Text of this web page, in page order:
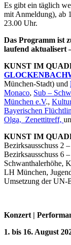
Es gibt ein täglich
mit Anmeldung), ab
23.00 Uhr.
Das Programm ist
laufend aktualisert
KUNST IM
München-Stadt) und
Monaco, Sub –
München e.V.,
Bayerischen
Olga, Zenettitreff,
KUNST IM
Bezirksausschuss 2
Bezirksausschuss 6
Schwanthalerhöhe,
LH München,
Umsetzung der UN-
Konzert |
1. bis 16. August